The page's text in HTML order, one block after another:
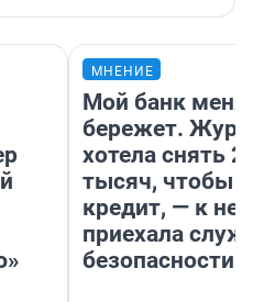
МНЕНИЕ
Мой банк меня
бережет.
хотела снять
тысяч, чтобы
кредит, — к
приехала
безопасности